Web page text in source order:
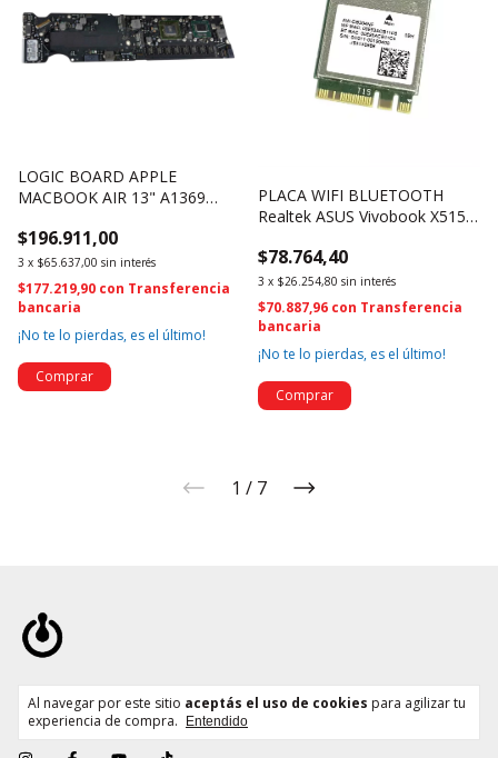
Al navegar por este sitio aceptás el uso de cookies para agilizar tu
experiencia de compra.
Entendido
LOGIC BOARD APPLE
MACBOOK AIR 13" A1369
2838-A (1840)
$196.911,00
3 x $65.637,00 sin interés
$177.219,90 con Transferencia
bancaria
¡No te lo pierdas, es el último!
PLACA WIFI BLUETOOTH
Realtek ASUS Vivobook X515E
$78.764,40
3 x $26.254,80 sin interés
$70.887,96 con Transferencia
bancaria
¡No te lo pierdas, es el último!
1 / 7
Más de 10 años en el mercado.